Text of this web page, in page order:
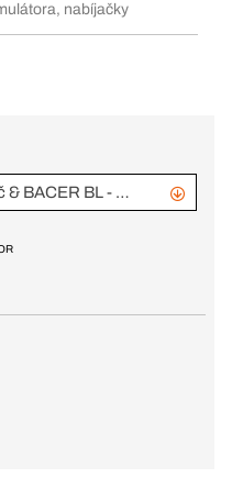
nabíjačky
12 V: BACD-1 BL - Skrutkovač & BACER BL - Fréza na hrany, v BC+